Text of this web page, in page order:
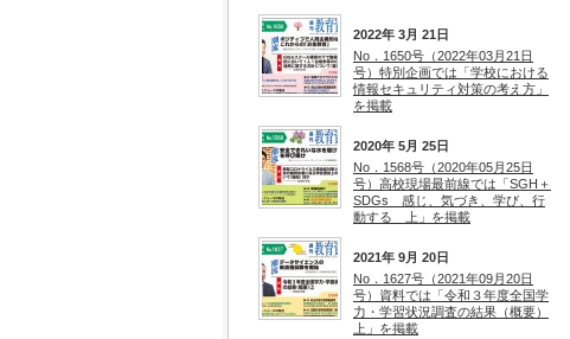
2022年 3月 21日
No．1650号（2022年03月21日
号）特別企画では「学校における
情報セキュリティ対策の考え方」
を掲載
2020年 5月 25日
No．1568号（2020年05月25日
号）高校現場最前線では「SGH＋
SDGs 感じ、気づき、学び、行
動する 上」を掲載
2021年 9月 20日
No．1627号（2021年09月20日
号）資料では「令和３年度全国学
力・学習状況調査の結果（概要）
上」を掲載